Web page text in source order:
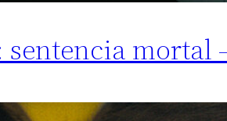
mortal –